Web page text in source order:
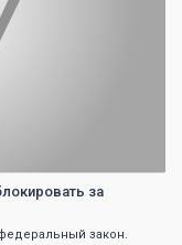
за
закон.